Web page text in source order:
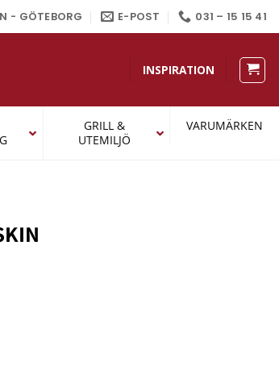
- GÖTEBORG E-POST 031 – 15 15 41
INSPIRATION
GRILL &
UTEMILJÖ
VARUMÄRKEN